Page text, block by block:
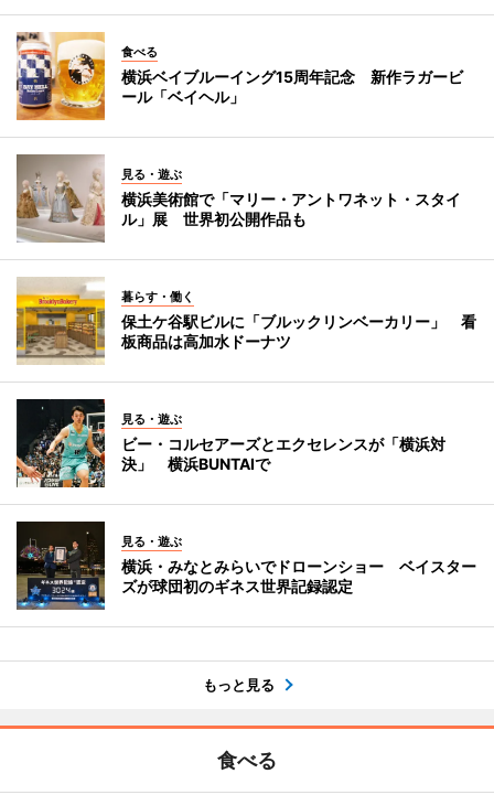
食べる
横浜ベイブルーイング15周年記念 新作ラガービ
ール「ベイヘル」
見る・遊ぶ
横浜美術館で「マリー・アントワネット・スタイ
ル」展 世界初公開作品も
暮らす・働く
保土ケ谷駅ビルに「ブルックリンベーカリー」 看
板商品は高加水ドーナツ
見る・遊ぶ
ビー・コルセアーズとエクセレンスが「横浜対
決」 横浜BUNTAIで
見る・遊ぶ
横浜・みなとみらいでドローンショー ベイスター
ズが球団初のギネス世界記録認定
もっと見る
食べる